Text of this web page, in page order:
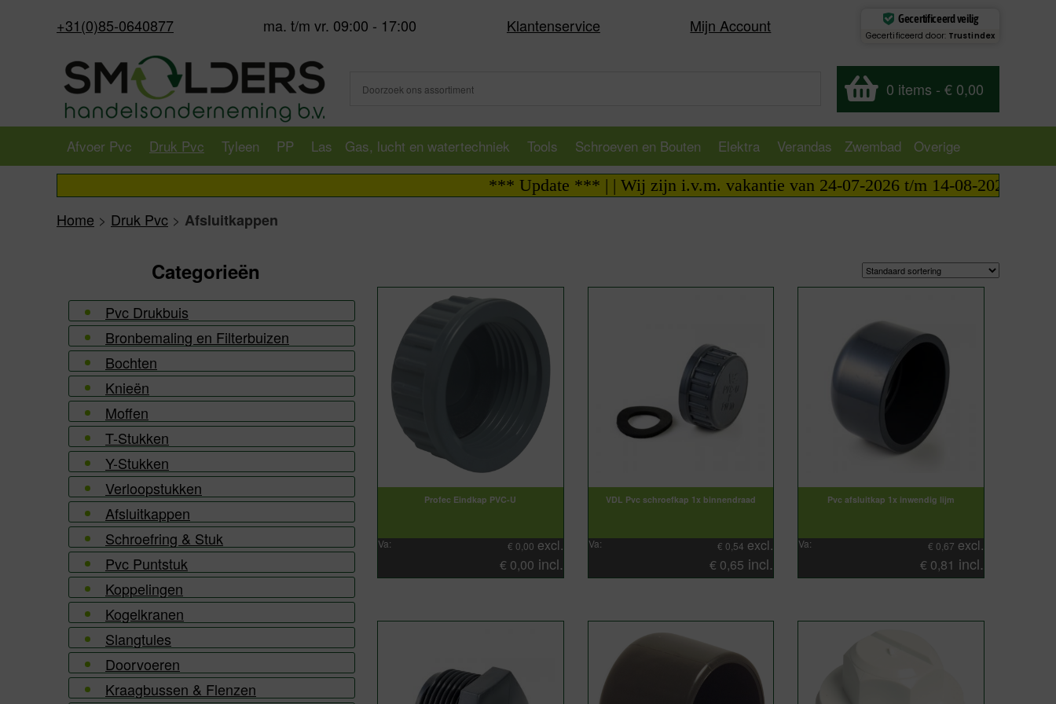
+31(0)85-0640877 ma. t/m vr. 09:00 - 17:00 Klantenservice Mijn Account Gecertificeerd veilig
Gecertificeerd door: Trustindex
0 items - € 0,00
Afvoer Pvc Druk Pvc Tyleen PP Las Gas, lucht en watertechniek Tools Schroeven en Bouten Elektra Verandas Zwembad
Overige
*** Update *** | | Wij zijn i.v.m. vakantie van 24-07-2026 t/m 14-08-2026
Home > Druk Pvc > Afsluitkappen
Categorieën
Pvc Drukbuis
Bronbemaling en Filterbuizen
Bochten
Knieën
Moffen
T-Stukken
Y-Stukken
Verloopstukken
Afsluitkappen
Schroefring & Stuk
Pvc Puntstuk
Koppelingen
Kogelkranen
Slangtules
Doorvoeren
Kraagbussen & Flenzen
Profec Eindkap PVC-U
Va: € 0,00 excl.
€ 0,00 incl.
VDL Pvc schroefkap 1x binnendraad
Va: €0,54 excl.
€ 0,65 incl.
Pvc afsluitkap 1x inwendig lijm
Va: € 0,67 excl.
€ 0,81 incl.